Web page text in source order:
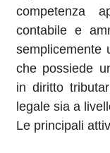
competenza
contabile e
semplicemente
che possiede
in diritto
legale sia a
Le principali